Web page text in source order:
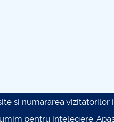
si numararea
pentru intelegere.